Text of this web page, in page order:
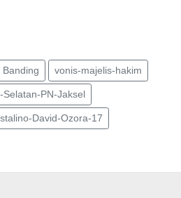
Banding vonis-majelis-hakim
PN-Jaksel
David-Ozora-17